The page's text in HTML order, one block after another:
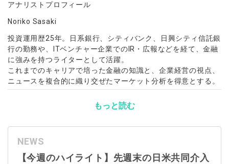
アナリストプロフィール
Noriko Sasaki
投資運用歴25年。日系銀行、シティバンク、日興シティ信託銀
行の勤務や、ITベンチャー企業でのIR・広報などを経て、金融
に強みを持つライターとして活躍。
これまでのキャリアで培った金融の知識と、企業経営の視点、
ニュースを複合的に織り交ぜたマーケット分析を得意とする。
もっと読む
NEWS
【今週のハイライト】先週末の日米共同介入